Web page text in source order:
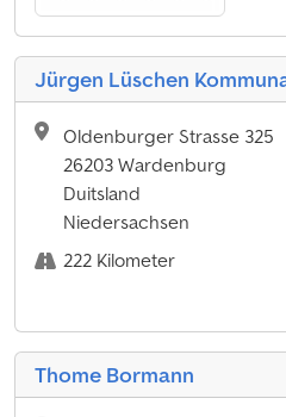
Jürgen Lüschen
Oldenburger Strasse 325
26203 Wardenburg
Duitsland
Niedersachsen
222 Kilometer
Thome Bormann